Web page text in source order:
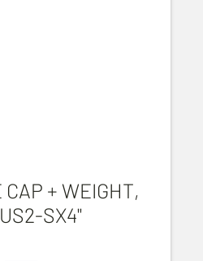
+ WEIGHT,
SX4"